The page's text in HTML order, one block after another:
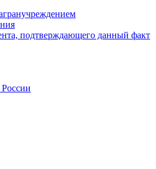
подтверждающего данный факт